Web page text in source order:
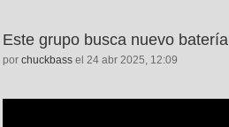
Este grupo busca nuevo batería
por chuckbass el 24 abr 2025, 12:09